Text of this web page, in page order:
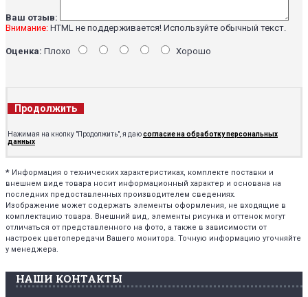
Ваш отзыв:
Внимание: HTML не поддерживается! Используйте обычный текст.
Оценка: Плохо Хорошо
Продолжить
Нажимая на кнопку "Продолжить", я даюсогласие на обработку персональных
данных
* Информация о технических характеристиках, комплекте поставки и
внешнем виде товара носит информационный характер и основана на
последних предоставленных производителем сведениях.
Изображение может содержать элементы оформления, не входящие в
комплектацию товара. Внешний вид, элементы рисунка и оттенок могут
отличаться от представленного на фото, а также в зависимости от
настроек цветопередачи Вашего монитора. Точную информацию уточняйте
у менеджера.
НАШИ КОНТАКТЫ